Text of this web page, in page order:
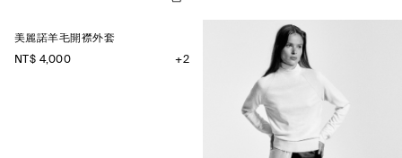
美麗諾羊毛開襟外套
NT$ 4,000
+2